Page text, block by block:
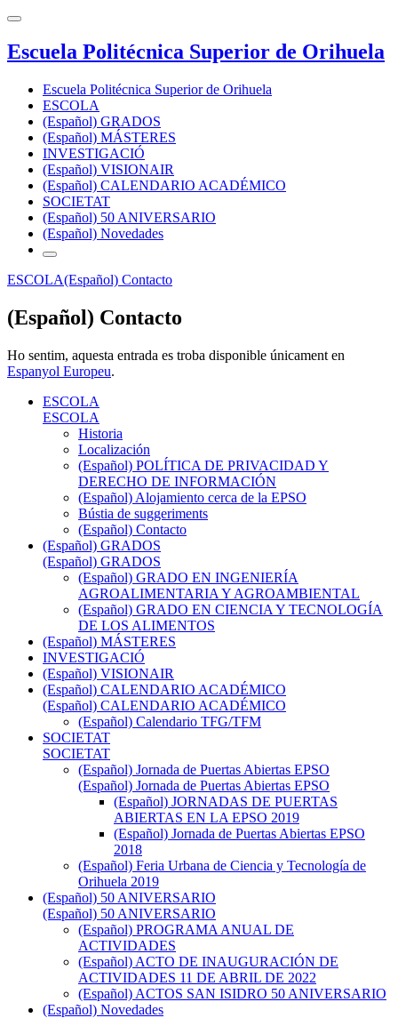
Escuela Politécnica Superior de Orihuela
Escuela Politécnica Superior de Orihuela
ESCOLA
(Español) GRADOS
(Español) MÁSTERES
INVESTIGACIÓ
(Español) VISIONAIR
(Español) CALENDARIO ACADÉMICO
SOCIETAT
(Español) 50 ANIVERSARIO
(Español) Novedades
ESCOLA(Español) Contacto
(Español) Contacto
Ho sentim, aquesta entrada es troba disponible únicament en
Espanyol Europeu.
ESCOLA
ESCOLA
Historia
Localización
(Español) POLÍTICA DE PRIVACIDAD Y
DERECHO DE INFORMACIÓN
(Español) Alojamiento cerca de la EPSO
Bústia de suggeriments
(Español) Contacto
(Español) GRADOS
(Español) GRADOS
(Español) GRADO EN INGENIERÍA
AGROALIMENTARIA Y AGROAMBIENTAL
(Español) GRADO EN CIENCIA Y TECNOLOGÍA
DE LOS ALIMENTOS
(Español) MÁSTERES
INVESTIGACIÓ
(Español) VISIONAIR
(Español) CALENDARIO ACADÉMICO
(Español) CALENDARIO ACADÉMICO
(Español) Calendario TFG/TFM
SOCIETAT
SOCIETAT
(Español) Jornada de Puertas Abiertas EPSO
(Español) Jornada de Puertas Abiertas EPSO
(Español) JORNADAS DE PUERTAS
ABIERTAS EN LA EPSO 2019
(Español) Jornada de Puertas Abiertas EPSO
2018
(Español) Feria Urbana de Ciencia y Tecnología de
Orihuela 2019
(Español) 50 ANIVERSARIO
(Español) 50 ANIVERSARIO
(Español) PROGRAMA ANUAL DE
ACTIVIDADES
(Español) ACTO DE INAUGURACIÓN DE
ACTIVIDADES 11 DE ABRIL DE 2022
(Español) ACTOS SAN ISIDRO 50 ANIVERSARIO
(Español) Novedades